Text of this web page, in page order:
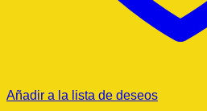
Añadir a la lista de deseos